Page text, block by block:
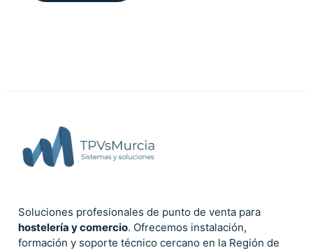
Soluciones profesionales de punto de venta para
hostelería y comercio. Ofrecemos instalación,
formación y soporte técnico cercano en la Región de